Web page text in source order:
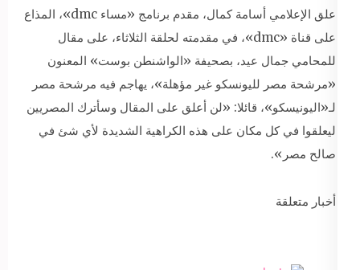
علق الإعلامي أسامة كمال، مقدم برنامج «مساء dmc»، المذاع
على قناة «dmc»، في مقدمته لحلقة الثلاثاء، على مقال
للمحامي جمال عيد، بصحيفة «الواشنطن بوست» المعنون
«مرشحة مصر لليونسكو غير مؤهلة»، يهاجم فيه مرشحة مصر
لـ«اليونيسكو»، قائلا: «لن أعلق على المقال وسأترك المصريين
ليعلقوا في كل مكان على هذه الكراهية الشديدة لأي شئ في
صالح مصر».
أخبار متعلقة